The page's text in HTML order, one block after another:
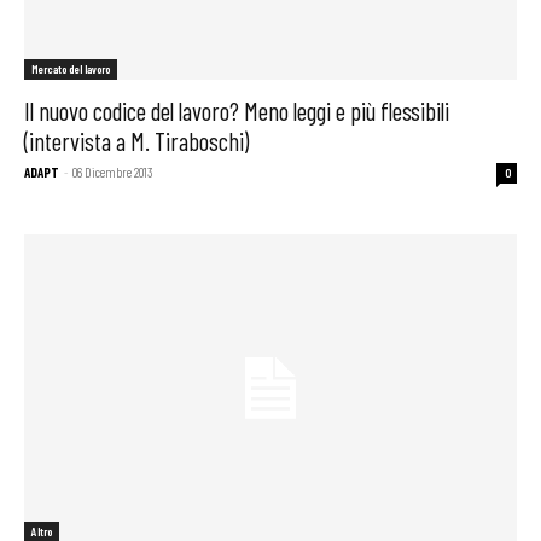
Mercato del lavoro
Il nuovo codice del lavoro? Meno leggi e più flessibili
(intervista a M. Tiraboschi)
ADAPT - 06 Dicembre 2013 0
Altro